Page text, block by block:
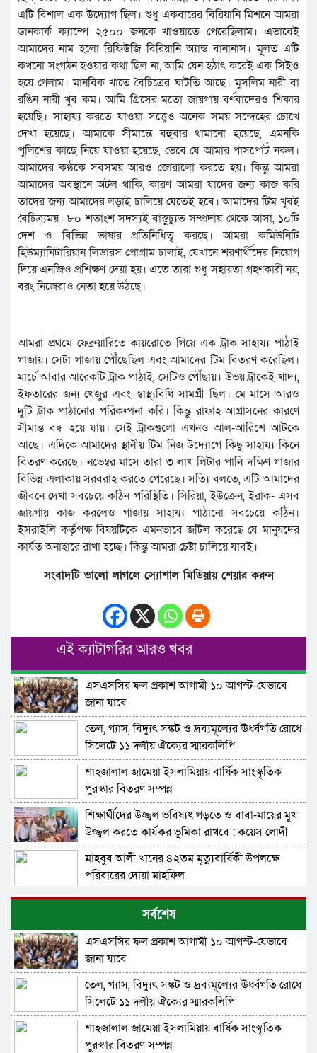
এটি বিশাল এক উদ্যোগ ছিল। শুধু একবারের বিরিয়ানি মিশনে আমরা
ডানকার্ক ক্যাম্পে ২৫০০ জনকে খাওয়াতে পেরেছিলাম। এভাবেই
আমাদের নাম হলো রিফিউজি বিরিয়ানি অ্যান্ড বানানাস। মূলত এটি
কখনো সংগঠন হওয়ার কথা ছিল না, আমি যেন হঠাৎ করেই এক সিইও
হয়ে গেলাম। মানবিক খাতে বৈচিত্রের ঘাটতি আছে। মুসলিম নারী বা
রঙিন নারী খুব কম। আমি গ্রিসের মতো জায়গায় বর্ণবাদেরও শিকার
হয়েছি। সাহায্য করতে যাওয়া সত্ত্বেও অনেক সময় সন্দেহের চোখে
দেখা হয়েছে। আমাকে সীমান্তে বহুবার থামানো হয়েছে, এমনকি
পুলিশের কাছে নিয়ে যাওয়া হয়েছে, ভেবে যে আমার পাসপোর্ট নকল।
আমাদের কণ্ঠকে সবসময় আরও জোরালো করতে হয়। কিন্তু আমরা
আমাদের অবস্থানে অটল থাকি, কারণ আমরা যাদের জন্য কাজ করি
তাদের জন্য আমাদের লড়াই চালিয়ে যেতেই হবে। আমাদের টিম খুবই
বৈচিত্র্যময়। ৮০ শতাংশ সদস্যই বাস্তুচ্যুত সম্প্রদায় থেকে আসা, ১০টি
দেশ ও বিভিন্ন ভাষার প্রতিনিধিত্ব করছে। আমরা কমিউনিটি
হিউম্যানিটারিয়ান লিডারস প্রোগ্রাম চালাই, যেখানে শরণার্থীদের নিয়োগ
দিয়ে এনজিও প্রশিক্ষণ দেয়া হয়। এতে তারা শুধু সহায়তা গ্রহণকারী নয়,
বরং নিজেরাও নেতা হয়ে উঠছে।
আমরা প্রথমে ফেব্রুয়ারিতে কায়রোতে গিয়ে এক ট্রাক সাহায্য পাঠাই
গাজায়। সেটা গাজায় পৌঁছেছিল এবং আমাদের টিম বিতরণ করেছিল।
মার্চে আবার আরেকটি ট্রাক পাঠাই, সেটিও পৌঁছায়। উভয় ট্রাকেই খাদ্য,
ইফতারের জন্য খেজুর এবং স্বাস্থ্যবিধি সামগ্রী ছিল। মে মাসে আরও
দুটি ট্রাক পাঠানোর পরিকল্পনা করি। কিন্তু রাফাহ আগ্রাসনের কারণে
সীমান্ত বন্ধ হয়ে যায়। সেই ট্রাকগুলো এখনও আল-আরিশে আটকে
আছে। এদিকে আমাদের স্থানীয় টিম নিজ উদ্যোগে কিছু সাহায্য কিনে
বিতরণ করেছে। নভেম্বর মাসে তারা ৩ লাখ লিটার পানি দক্ষিণ গাজার
বিভিন্ন এলাকায় সরবরাহ করতে পেরেছে। সত্যি বলতে, এটি আমাদের
জীবনে দেখা সবচেয়ে কঠিন পরিস্থিতি। সিরিয়া, ইউক্রেন, ইরাক- এসব
জায়গায় কাজ করলেও গাজায় সাহায্য পাঠানো সবচেয়ে কঠিন।
ইসরাইলি কর্তৃপক্ষ বিষয়টিকে এমনভাবে জটিল করেছে যে মানুষদের
কার্যত অনাহারে রাখা হচ্ছে। কিন্তু আমরা চেষ্টা চালিয়ে যাবই।
সংবাদটি ভালো লাগলে স্যোশাল মিডিয়ায় শেয়ার করুন
এই ক্যাটাগরির আরও খবর
এসএসসির ফল প্রকাশ আগামী ১০ আগস্ট-যেভাবে
জানা যাবে
তেল, গ্যাস, বিদ্যুৎ সঙ্কট ও দ্রব্যমূল্যের ঊর্ধ্বগতি রোধে
সিলেটে ১১ দলীয় ঐক্যের স্মারকলিপি
শাহজালাল জামেয়া ইসলামিয়ায় বার্ষিক সাংস্কৃতিক
পুরস্কার বিতরণ সম্পন্ন
শিক্ষার্থীদের উজ্জ্বল ভবিষ্যৎ গড়তে ও বাবা-মায়ের মুখ
উজ্জ্বল করতে কার্যকর ভূমিকা রাখবে : কয়েস লোদী
মাহবুব আলী খানের ৪২তম মৃত্যুবার্ষিকী উপলক্ষে
পরিবারের দোয়া মাহফিল
১৮নং ওয়ার্ড বিএনপির উদ্যোগে মতবিনিময় ও উন্মুক্ত
আলোচনা সভা-মন্ত্রী খন্দকার মুক্তাদির
সিলেট মহানগর বিএনপির সভাপতি পদে পুনর্বহাল
নাসিম, ভারমুক্ত লোদী
রিয়ার অ্যাডমিরাল মাহবুব আলী খানের মৃত্যুবার্ষিকীতে
দোয়া ও শিরনি বিতরণ করলেন মন্ত্রী আরিফুল হক
চৌধুরী
চলতি অর্থবছরেই স্থানীয় সরকারের সকল স্তরের
নির্বাচন: সিলেটে প্রতিমন্ত্রী শাহে আলম
সর্বশেষ
এসএসসির ফল প্রকাশ আগামী ১০ আগস্ট-যেভাবে
জানা যাবে
তেল, গ্যাস, বিদ্যুৎ সঙ্কট ও দ্রব্যমূল্যের ঊর্ধ্বগতি রোধে
সিলেটে ১১ দলীয় ঐক্যের স্মারকলিপি
শাহজালাল জামেয়া ইসলামিয়ায় বার্ষিক সাংস্কৃতিক
পুরস্কার বিতরণ সম্পন্ন